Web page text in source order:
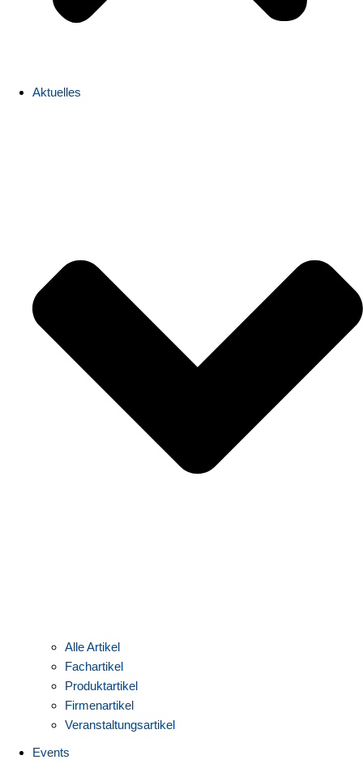
Aktuelles
Alle Artikel
Fachartikel
Produktartikel
Firmenartikel
Veranstaltungsartikel
Events